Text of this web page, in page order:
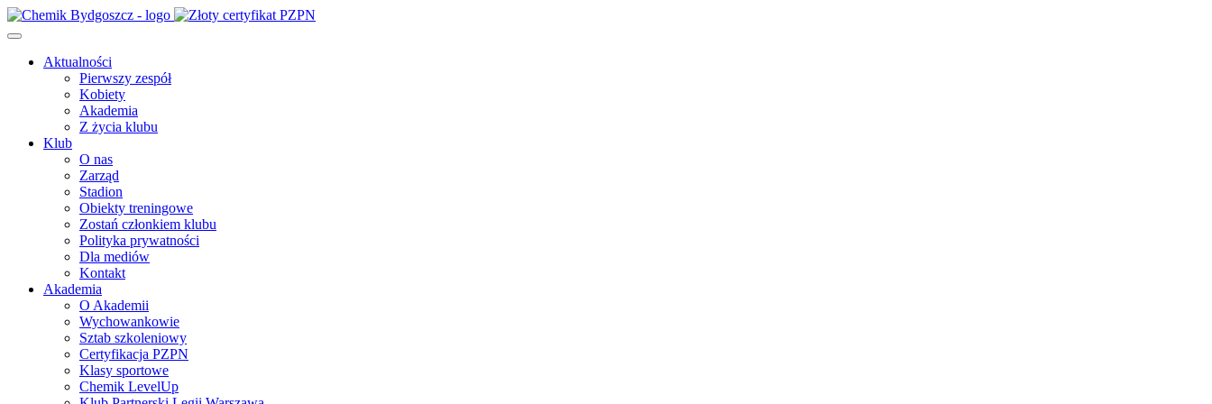
Aktualności
Pierwszy zespół
Kobiety
Akademia
Z życia klubu
Klub
O nas
Zarząd
Stadion
Obiekty treningowe
Zostań członkiem klubu
Polityka prywatności
Dla mediów
Kontakt
Akademia
O Akademii
Wychowankowie
Sztab szkoleniowy
Certyfikacja PZPN
Klasy sportowe
Chemik LevelUp